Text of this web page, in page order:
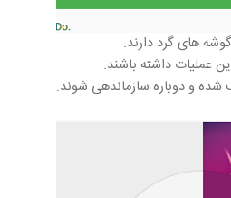
های گرد دارند.
عملیات داشته باشند.
شده و دوباره سازماندهی شوند.